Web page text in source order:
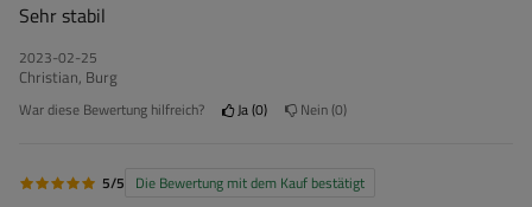
Sehr stabil
2023-02-25
Christian, Burg
War diese Bewertung hilfreich? Ja 0 Nein 0
5/5 Die Bewertung mit dem Kauf bestätigt